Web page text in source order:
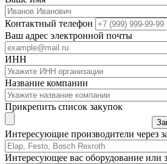
Контактный телефон
Ваш адрес электронной почты
ИНН
Название компании
Прикрепить список закупок
Интересующие производители через
Интересующее вас оборудование или